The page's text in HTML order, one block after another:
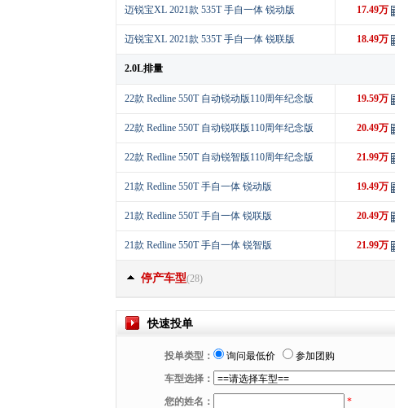
迈锐宝XL 2021款 535T 手自一体 锐动版 17.49万
迈锐宝XL 2021款 535T 手自一体 锐联版 18.49万
2.0L排量
22款 Redline 550T 自动锐动版110周年纪念版 19.59万
22款 Redline 550T 自动锐联版110周年纪念版 20.49万
22款 Redline 550T 自动锐智版110周年纪念版 21.99万
21款 Redline 550T 手自一体 锐动版 19.49万
21款 Redline 550T 手自一体 锐联版 20.49万
21款 Redline 550T 手自一体 锐智版 21.99万
停产车型(28)
快速投单
投单类型： 询问最低价
参加团购
车型选择：
您的姓名：
*